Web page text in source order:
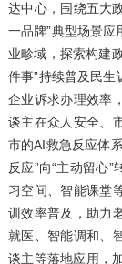
达中心，围绕五大
一品牌”典型场景
业畛域，探索构建
件事”持续普及民生
企业诉求办理效率
谈主在众人安全、
市的AI救急反应体
反应”向“主动留心
习空间、智能课堂
训效率普及，助力
就医、智能调和、
谈主等落地应用，